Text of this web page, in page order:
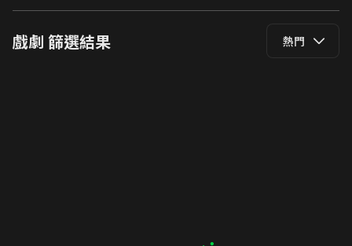
戲劇 篩選結果 熱門